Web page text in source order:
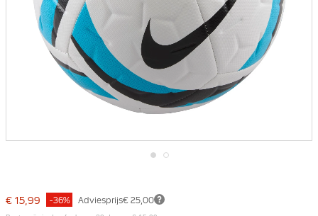
begin
€ 15,99 Adviesprijs€ 25,00
-36%